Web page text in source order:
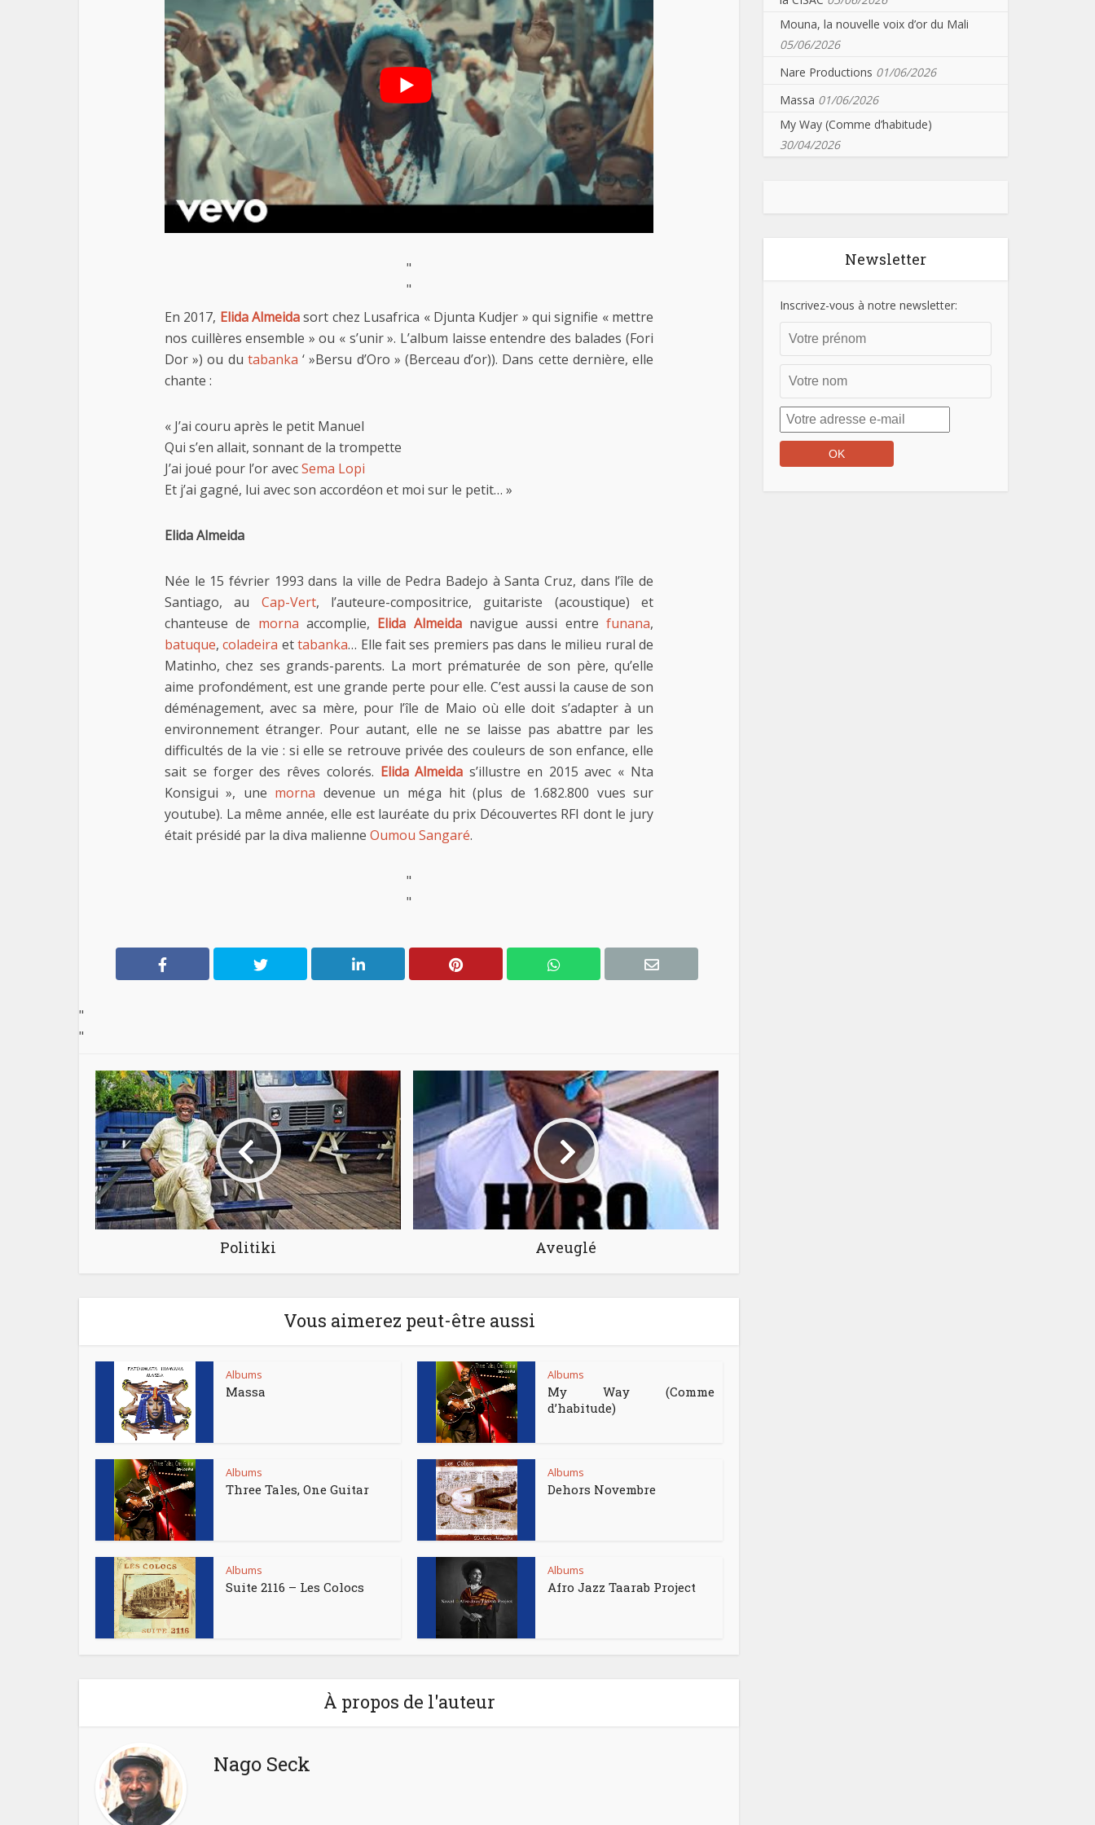
"
"
En 2017, Elida Almeidasort chez Lusafrica « Djunta Kudjer » qui signifie « mettre
nos cuillères ensemble » ou « s’unir ». L’album laisse entendre des balades (Fori
Dor ») ou du tabanka ‘ »Bersu d’Oro » (Berceau d’or)). Dans cette dernière, elle
chante :
« J’ai couru après le petit Manuel
Qui s’en allait, sonnant de la trompette
J’ai joué pour l’or avecSema Lopi
Et j’ai gagné, lui avec son accordéon et moi sur le petit… »
Elida Almeida
Née le 15 février 1993 dans la ville de Pedra Badejo à Santa Cruz, dans l’île de
Santiago, au Cap-Vert, l’auteure-compositrice, guitariste (acoustique) et
chanteuse de morna accomplie, Elida Almeidanavigue aussi entrefunana,
batuque,coladeira ettabanka… Elle fait ses premiers pas dans le milieu rural de
Matinho, chez ses grands-parents. La mort prématurée de son père, qu’elle
aime profondément, est une grande perte pour elle. C’est aussi la cause de son
déménagement, avec sa mère, pour l’île de Maio où elle doit s’adapter à un
environnement étranger. Pour autant, elle ne se laisse pas abattre par les
difficultés de la vie : si elle se retrouve privée des couleurs de son enfance, elle
sait se forger des rêves colorés. Elida Almeida s’illustre en 2015 avec « Nta
Konsigui », une morna devenue un méga hit (plus de 1.682.800 vues sur
youtube). La même année, elle est lauréate du prix Découvertes RFI dont le jury
était présidé par la diva malienne Oumou Sangaré.
"
"
"
"
Politiki Aveuglé
Vous aimerez peut-être aussi
Albums
Massa
Albums
My Way (Comme
d’habitude)
Albums
Three Tales, One Guitar
Albums
Dehors Novembre
Albums
Suite 2116 – Les Colocs
Albums
Afro Jazz Taarab Project
À propos de l'auteur
Nago Seck
Mouna, la nouvelle voix d’or du Mali
05/06/2026
Nare Productions 01/06/2026
Massa 01/06/2026
My Way (Comme d’habitude)
30/04/2026
Newsletter
Inscrivez-vous à notre newsletter: